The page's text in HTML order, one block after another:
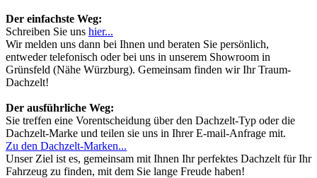
Der einfachste Weg:
Schreiben Sie uns hier...
Wir melden uns dann bei Ihnen und beraten Sie persönlich,
entweder telefonisch oder bei uns in unserem Showroom in
Grünsfeld (Nähe Würzburg). Gemeinsam finden wir Ihr Traum-
Dachzelt!
Der ausführliche Weg:
Sie treffen eine Vorentscheidung über den Dachzelt-Typ oder die
Dachzelt-Marke und teilen sie uns in Ihrer E-mail-Anfrage mit.
Zu den Dachzelt-Marken...
Unser Ziel ist es, gemeinsam mit Ihnen Ihr perfektes Dachzelt für Ihr
Fahrzeug zu finden, mit dem Sie lange Freude haben!